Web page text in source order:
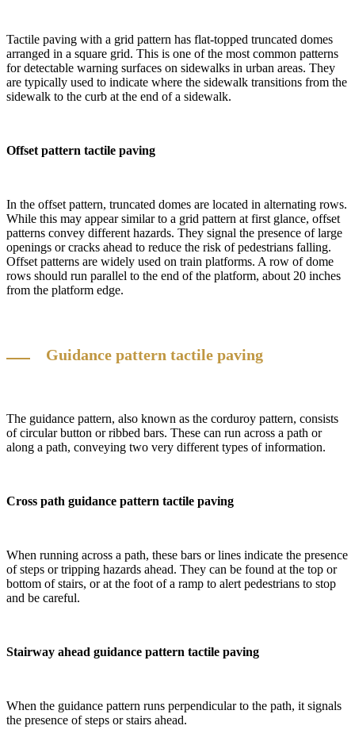
Tactile paving with a grid pattern has flat-topped truncated domes
arranged in a square grid. This is one of the most common patterns
for detectable warning surfaces on sidewalks in urban areas. They
are typically used to indicate where the sidewalk transitions from the
sidewalk to the curb at the end of a sidewalk.
Offset pattern tactile paving
In the offset pattern, truncated domes are located in alternating rows.
While this may appear similar to a grid pattern at first glance, offset
patterns convey different hazards. They signal the presence of large
openings or cracks ahead to reduce the risk of pedestrians falling.
Offset patterns are widely used on train platforms. A row of dome
rows should run parallel to the end of the platform, about 20 inches
from the platform edge.
Guidance pattern tactile paving
The guidance pattern, also known as the corduroy pattern, consists
of circular button or ribbed bars. These can run across a path or
along a path, conveying two very different types of information.
Cross path guidance pattern tactile paving
When running across a path, these bars or lines indicate the presence
of steps or tripping hazards ahead. They can be found at the top or
bottom of stairs, or at the foot of a ramp to alert pedestrians to stop
and be careful.
Stairway ahead guidance pattern tactile paving
When the guidance pattern runs perpendicular to the path, it signals
the presence of steps or stairs ahead.